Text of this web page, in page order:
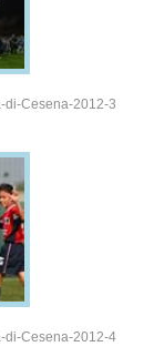
di-Cesena-2012-3
di-Cesena-2012-4